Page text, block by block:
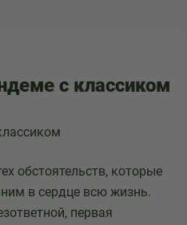
с классиком
обстоятельств, которые
в сердце всю жизнь.
первая